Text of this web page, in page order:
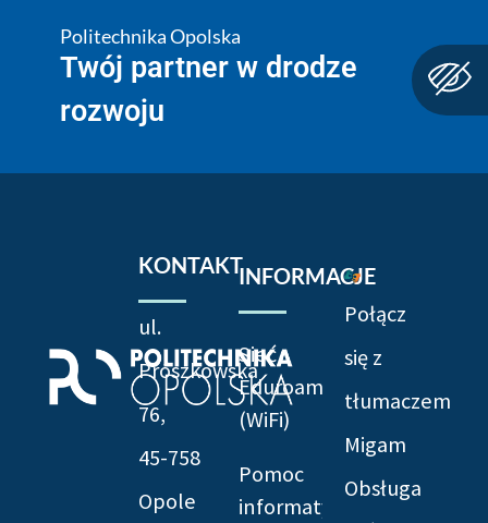
Politechnika Opolska
Twój partner w drodze
rozwoju
KONTAKT
ul.
Prószkowska
76,
45-758
Opole
INFORMACJE
Sieć
Eduroam
(WiFi)
Pomoc
informatyczna
Połącz
się z
tłumaczem
Migam
Obsługa